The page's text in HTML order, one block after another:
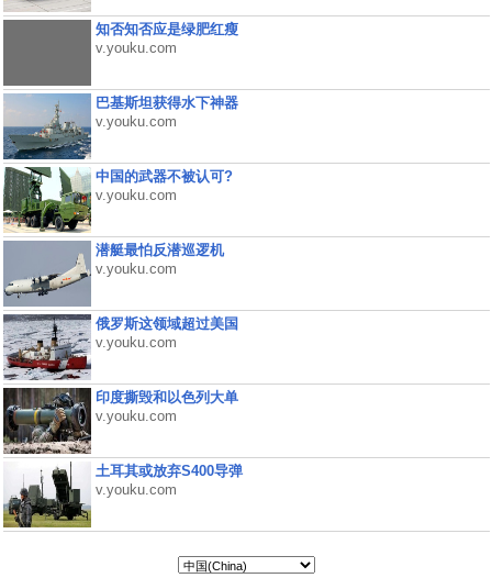
知否知否应是绿肥红瘦
v.youku.com
巴基斯坦获得水下神器
v.youku.com
中国的武器不被认可?
v.youku.com
潜艇最怕反潜巡逻机
v.youku.com
俄罗斯这领域超过美国
v.youku.com
印度撕毁和以色列大单
v.youku.com
土耳其或放弃S400导弹
v.youku.com